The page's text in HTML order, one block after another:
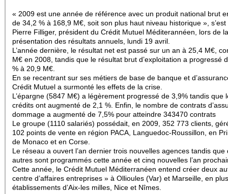
« 2009 est une année de référence avec un produit national brut
de 34,2 % à 168,9 M€, soit son plus haut niveau historique », s’est
Pierre Filliger, président du Crédit Mutuel Méditerannéen, lors de la
présentation des résultats annuels, lundi 19 avril.
L’année dernière, le résultat net est passé sur un an à 25,4 M€,
M€ en 2008, tandis que le résultat brut d’exploitation a progressé
% à 20,9 M€.
En se recentrant sur ses métiers de base de banque et
Crédit Mutuel a surmonté les effets de la crise.
L’épargne (5847 M€) a légèrement progressé de 3,9% tandis que
crédits ont augmenté de 2,1 %. Enfin, le nombre de contrats
dommage a augmenté de 7,5% pour atteindre 343470 contrats
Le groupe (1110 salariés) possédait, en 2009, 352 773 clients,
102 points de vente en région PACA, Languedoc-Roussillon, en
de Monaco et en Corse.
Le réseau a ouvert l’an dernier trois nouvelles agences tandis que
autres sont programmés cette année et cinq nouvelles l’an
Cette année, le Crédit Mutuel Méditerranéen entend créer deux
centre d’affaires entreprises » à Ollioules (Var) et Marseille, en
établissements d’Aix-les milles, Nice et Nîmes.